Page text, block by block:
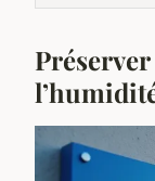
Préserver